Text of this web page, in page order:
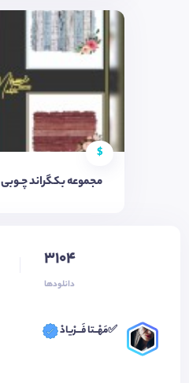
$
مجموعه بکگراند چـوبی
3104
دانلودها
✅مَهْــتا فَـــرْیادْ